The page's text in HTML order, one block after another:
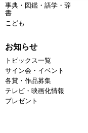
事典・図鑑・語学・辞
書
こども
お知らせ
トピックス一覧
サイン会・イベント
各賞・作品募集
テレビ・映画化情報
プレゼント